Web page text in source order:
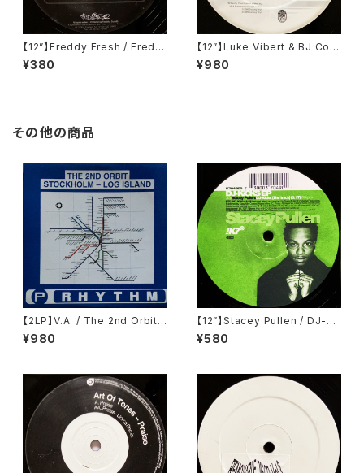
【12”】Freddy Fresh / Fredd
y Hums Your Favourites (Ki
ngsize) (KS 42)
¥380
【12”】Luke Vibert & BJ Cole
/ Spring Collection (Cooki
ng Vinyl) (FRY 093T)
¥980
その他の商品
【2LP】V.A. / The 2nd Orbit
Stockholm - Log Island (Pl
anet Rhythm Records) (PR
¥980
【12”】Stacey Pullen / DJ-Ki
cks EP (!K7 Records) (!K70
49EP)
¥580